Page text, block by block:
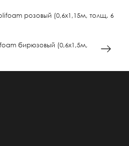
розовый (0,6х1,15м, толщ. 6
бирюзовый (0,6х1,5м,